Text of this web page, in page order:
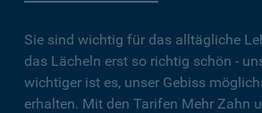
Sie sind wichtig für das alltägliche
das Lächeln erst so richtig schön -
wichtiger ist es, unser Gebiss
erhalten. Mit den Tarifen Mehr Zahn